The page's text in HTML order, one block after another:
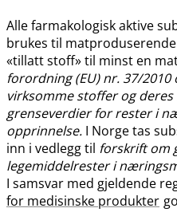
Alle farmakologisk aktive
brukes til
«tillatt stoff» til minst en
forordning (EU) nr. 37/
virksomme stoffer og
grenseverdier for rester i
opprinnelse. I Norge tas
inn i vedlegg til forskrift om
legemiddelrester i
I samsvar med gjeldende
for medisinske produkter